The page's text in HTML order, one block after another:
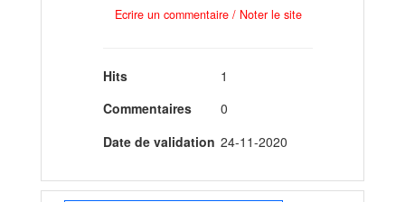
Ecrire un commentaire / Noter le site
Hits
1
Commentaires
0
Date de validation 24-11-2020